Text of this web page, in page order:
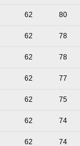
62 80
62 78
62 78
62 77
62 75
62 74
62 74